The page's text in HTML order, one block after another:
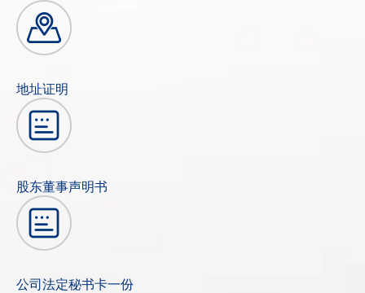
地址证明
股东董事声明书
公司法定秘书卡一份